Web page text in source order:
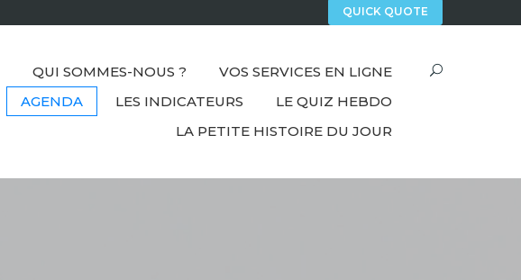
QUICK QUOTE
QUI SOMMES-NOUS ?
VOS SERVICES EN LIGNE
AGENDA LES INDICATEURS
LE QUIZ HEBDO
LA PETITE HISTOIRE DU JOUR